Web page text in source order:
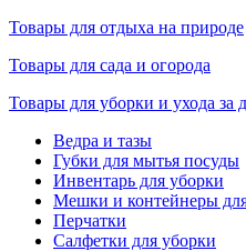
Товары для отдыха на природе
Товары для сада и огорода
Товары для уборки и ухода за
Ведра и тазы
Губки для мытья посуды
Инвентарь для уборки
Мешки и контейнеры
Перчатки
Салфетки для уборки